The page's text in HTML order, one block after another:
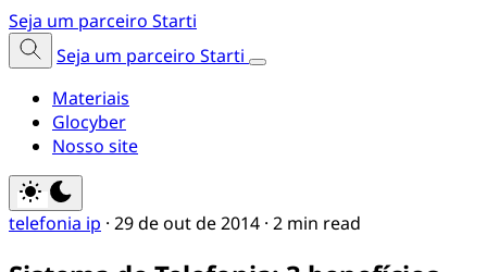
Seja um parceiro Starti
Seja um parceiro Starti
Materiais
Glocyber
Nosso site
telefonia ip · 29 de out de 2014 · 2 min read